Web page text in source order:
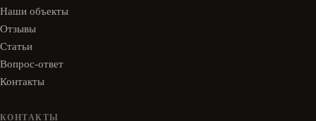
Наши объекты
Отзывы
Статьи
Вопрос-ответ
Контакты
КОНТАКТЫ